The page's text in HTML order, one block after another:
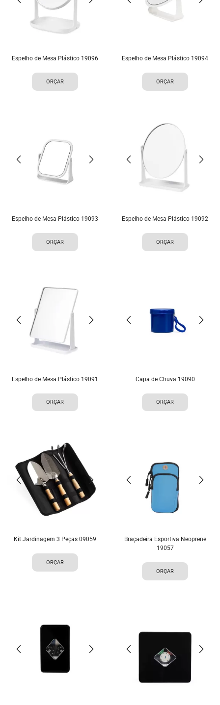
Espelho de Mesa Plástico 19096
ORÇAR
Espelho de Mesa Plástico 19094
ORÇAR
Espelho de Mesa Plástico 19093
ORÇAR
Espelho de Mesa Plástico 19092
ORÇAR
Espelho de Mesa Plástico 19091
ORÇAR
Capa de Chuva 19090
ORÇAR
Kit Jardinagem 3 Peças 09059
ORÇAR
Braçadeira Esportiva Neoprene
19057
ORÇAR